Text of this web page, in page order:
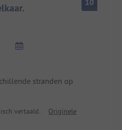
stranden op
in Toulon en Musée
vertaald.
Originele